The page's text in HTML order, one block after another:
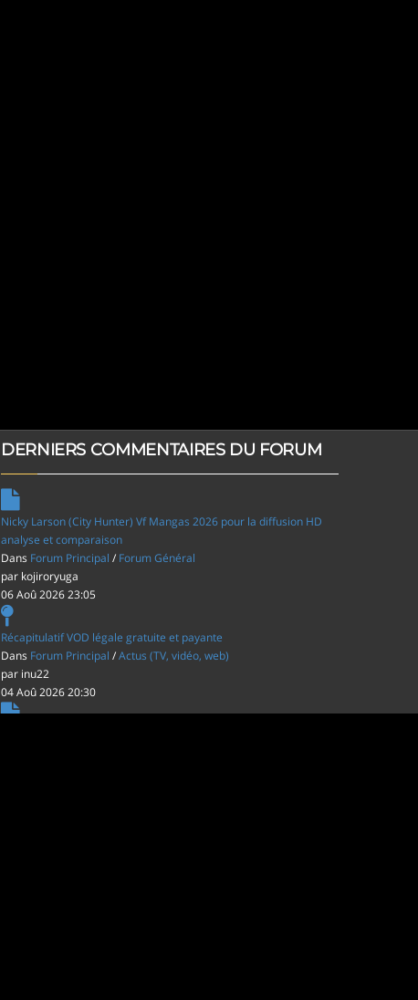
DERNIERS COMMENTAIRES DU FORUM
Nicky Larson (City Hunter) Vf Mangas 2026 pour la diffusion HD
analyse et comparaison
Dans Forum Principal / Forum Général
par kojiroryuga
06 Aoû 2026 23:05
Récapitulatif VOD légale gratuite et payante
Dans Forum Principal /Actus (TV, vidéo, web)
par inu22
04 Aoû 2026 20:30